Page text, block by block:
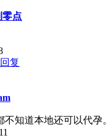
零点
知道本地还可以代孕。